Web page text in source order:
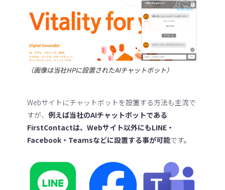
（画像は当社HPに設置されたAIチャットボット）
Webサイトにチャットボットを設置する方法も主流で
すが、例えば当社のAIチャットボットである
FirstContactは、Webサイト以外にもLINE・
Facebook・Teamsなどに設置する事が可能です。